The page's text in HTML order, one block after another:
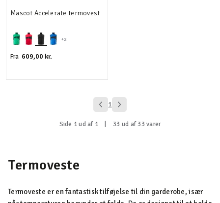
+2
Mascot Accelerate termovest
Fra 609,00 kr.
1
Side 1 ud af 1 33 ud af 33 varer
Termoveste
Termoveste er en fantastisk tilføjelse til din garderobe, især